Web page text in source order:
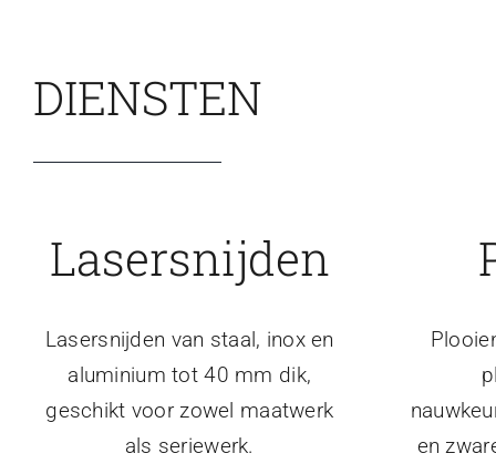
DIENSTEN
Lasersnijden
Lasersnijden van staal, inox en
aluminium tot 40 mm dik,
geschikt voor zowel maatwerk
als seriewerk.
en